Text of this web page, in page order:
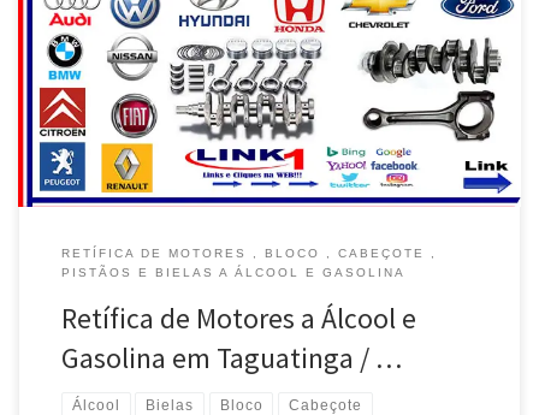
DF Retífica de Motor, Bloco e cabeçote , modelos VW em
Taguatinga / DF Retífica de Motor, Cabeçote e Pistãos Honda em
Taguatinga / DF Retífica de Motor e Virabrequim, modelos Toyota -
Taguatinga / DF Retífica do Bloco de […]
RETÍFICA DE MOTORES , BLOCO , CABEÇOTE ,
PISTÃOS E BIELAS A ÁLCOOL E GASOLINA
Retífica de Motores a Álcool e
Gasolina em Taguatinga / …
Álcool Bielas Bloco Cabeçote